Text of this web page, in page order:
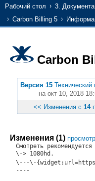
Рабочий стол 3.
Carbon Billing 5
Carbon
Версия 15 Технический
на окт 10, 2018
<< Изменения с 14
Изменения (1)
Смотреть
\-> 1080hd.
\---\-{widget:url=https://
----